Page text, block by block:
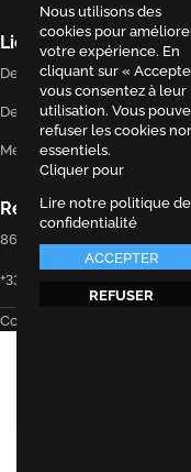
Nous utilisons des
cookies pour
votre expérience. En
cliquant sur «
vous consentez à leur
utilisation. Vous
refuser les cookies
essentiels.
Cliquer pour
Lire notre politique de
confidentialité
ACCEPTER
REFUSER
Liens utiles
Demande de réservation
Demande de contact
Mentions légales
Restons en contact
86 rue voltaire, Montreuil
+33 7 67 42 62 60
Copyright 2024 ©